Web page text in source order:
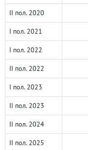
II пол. 2020
I пол. 2021
I пол. 2022
II пол. 2022
I пол. 2023
II пол. 2023
II пол. 2024
II пол. 2025